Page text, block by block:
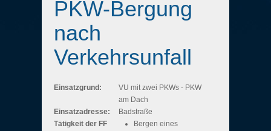
PKW-Bergung
nach
Verkehrsunfall
Einsatzgrund:
VU mit zwei PKWs - PKW
am Dach
Einsatzadresse:
Badstraße
Tätigkeit der FF
Bergen eines